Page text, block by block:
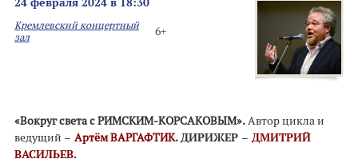
6+
Кремлевский концертный
зал
«Вокруг света с РИМСКИМ-КОРСАКОВЫМ».Автор цикла и
ведущий – Артём ВАРГАФТИК.ДИРИЖЕР – ДМИТРИЙ
ВАСИЛЬЕВ.